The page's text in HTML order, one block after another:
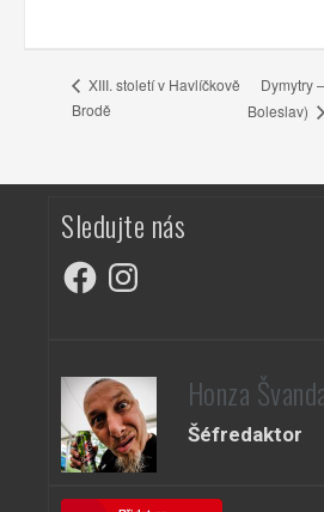
XIII. století v Havlíčkově
Brodě
Dymytry
Boleslav)
Sledujte nás
FacebookInstagram
Honza
Šéfredaktor